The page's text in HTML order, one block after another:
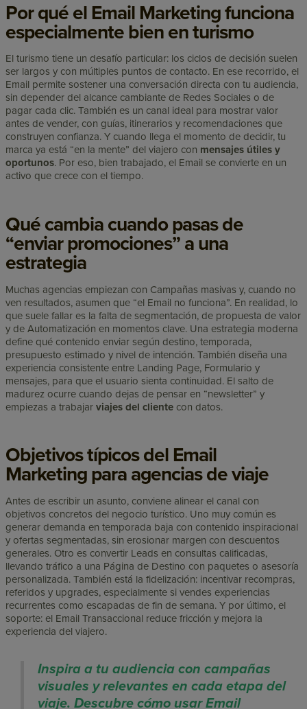
Por qué el Email Marketing funciona
especialmente bien en turismo
El turismo tiene un desafío particular: los ciclos de decisión suelen
ser largos y con múltiples puntos de contacto. En ese recorrido, el
Email permite sostener una conversación directa con tu audiencia,
sin depender del alcance cambiante de Redes Sociales o de
pagar cada clic. También es un canal ideal para mostrar valor
antes de vender, con guías, itinerarios y recomendaciones que
construyen confianza. Y cuando llega el momento de decidir, tu
marca ya está “en la mente” del viajero con mensajes útiles y
oportunos. Por eso, bien trabajado, el Email se convierte en un
activo que crece con el tiempo.
Qué cambia cuando pasas de
“enviar promociones” a una
estrategia
Muchas agencias empiezan con Campañas masivas y, cuando no
ven resultados, asumen que “el Email no funciona”. En realidad, lo
que suele fallar es la falta de segmentación, de propuesta de valor
y de Automatización en momentos clave. Una estrategia moderna
define qué contenido enviar según destino, temporada,
presupuesto estimado y nivel de intención. También diseña una
experiencia consistente entre Landing Page, Formulario y
mensajes, para que el usuario sienta continuidad. El salto de
madurez ocurre cuando dejas de pensar en “newsletter” y
empiezas a trabajarviajes del cliente con datos.
Objetivos típicos del Email
Marketing para agencias de viaje
Antes de escribir un asunto, conviene alinear el canal con
objetivos concretos del negocio turístico. Uno muy común es
generar demanda en temporada baja con contenido inspiracional
y ofertas segmentadas, sin erosionar margen con descuentos
generales. Otro es convertir Leads en consultas calificadas,
llevando tráfico a una Página de Destino con paquetes o asesoría
personalizada. También está la fidelización: incentivar recompras,
referidos y upgrades, especialmente si vendes experiencias
recurrentes como escapadas de fin de semana. Y por último, el
soporte: el Email Transaccional reduce fricción y mejora la
experiencia del viajero.
Inspira a tu audiencia con campañas
visuales y relevantes en cada etapa del
viaje. Descubre cómo usar Email